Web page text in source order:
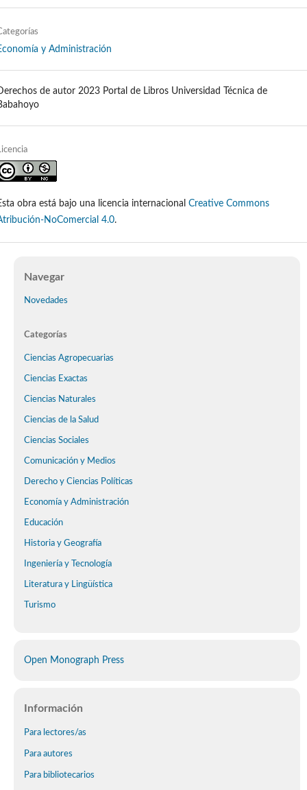
y Administración
de autor 2023 Portal de Libros Universidad Técnica de
obra está bajo una licencia internacional Creative Commons
NoComercial 4.0.
Navegar
Novedades
Categorías
Ciencias Agropecuarias
Ciencias Exactas
Ciencias Naturales
Ciencias de la Salud
Ciencias Sociales
Comunicación y Medios
Derecho y Ciencias Políticas
Economía y Administración
Educación
Historia y Geografía
Ingeniería y Tecnología
Literatura y Lingüística
Turismo
Open Monograph Press
Información
Para lectores/as
Para autores
Para bibliotecarios